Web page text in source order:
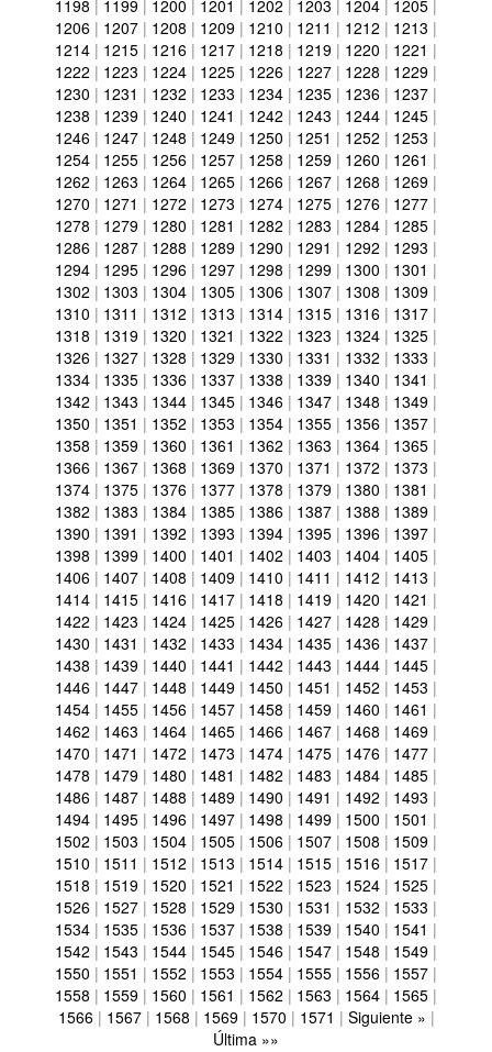
1198 1199 1200 1201 1202 1203 1204 1205
1206 | 1207 | 1208 | 1209 | 1210 | 1211 | 1212 | 1213 |
1214 | 1215 | 1216 | 1217 | 1218 | 1219 | 1220 | 1221 |
1222 | 1223 | 1224 | 1225 | 1226 | 1227 | 1228 | 1229 |
1230 | 1231 | 1232 | 1233 | 1234 | 1235 | 1236 | 1237 |
1238 | 1239 | 1240 | 1241 | 1242 | 1243 | 1244 | 1245 |
1246 | 1247 | 1248 | 1249 | 1250 | 1251 | 1252 | 1253 |
1254 | 1255 | 1256 | 1257 | 1258 | 1259 | 1260 | 1261 |
1262 | 1263 | 1264 | 1265 | 1266 | 1267 | 1268 | 1269 |
1270 | 1271 | 1272 | 1273 | 1274 | 1275 | 1276 | 1277 |
1278 | 1279 | 1280 | 1281 | 1282 | 1283 | 1284 | 1285 |
1286 | 1287 | 1288 | 1289 | 1290 | 1291 | 1292 | 1293 |
1294 | 1295 | 1296 | 1297 | 1298 | 1299 | 1300 | 1301 |
1302 | 1303 | 1304 | 1305 | 1306 | 1307 | 1308 | 1309 |
1310 | 1311 | 1312 | 1313 | 1314 | 1315 | 1316 | 1317 |
1318 | 1319 | 1320 | 1321 | 1322 | 1323 | 1324 | 1325 |
1326 | 1327 | 1328 | 1329 | 1330 | 1331 | 1332 | 1333 |
1334 | 1335 | 1336 | 1337 | 1338 | 1339 | 1340 | 1341 |
1342 | 1343 | 1344 | 1345 | 1346 | 1347 | 1348 | 1349 |
1350 | 1351 | 1352 | 1353 | 1354 | 1355 | 1356 | 1357 |
1358 | 1359 | 1360 | 1361 | 1362 | 1363 | 1364 | 1365 |
1366 | 1367 | 1368 | 1369 | 1370 | 1371 | 1372 | 1373 |
1374 | 1375 | 1376 | 1377 | 1378 | 1379 | 1380 | 1381 |
1382 | 1383 | 1384 | 1385 | 1386 | 1387 | 1388 | 1389 |
1390 | 1391 | 1392 | 1393 | 1394 | 1395 | 1396 | 1397 |
1398 | 1399 | 1400 | 1401 | 1402 | 1403 | 1404 | 1405 |
1406 | 1407 | 1408 | 1409 | 1410 | 1411 | 1412 | 1413 |
1414 | 1415 | 1416 | 1417 | 1418 | 1419 | 1420 | 1421 |
1422 | 1423 | 1424 | 1425 | 1426 | 1427 | 1428 | 1429 |
1430 | 1431 | 1432 | 1433 | 1434 | 1435 | 1436 | 1437 |
1438 | 1439 | 1440 | 1441 | 1442 | 1443 | 1444 | 1445 |
1446 | 1447 | 1448 | 1449 | 1450 | 1451 | 1452 | 1453 |
1454 | 1455 | 1456 | 1457 | 1458 | 1459 | 1460 | 1461 |
1462 | 1463 | 1464 | 1465 | 1466 | 1467 | 1468 | 1469 |
1470 | 1471 | 1472 | 1473 | 1474 | 1475 | 1476 | 1477 |
1478 | 1479 | 1480 | 1481 | 1482 | 1483 | 1484 | 1485 |
1486 | 1487 | 1488 | 1489 | 1490 | 1491 | 1492 | 1493 |
1494 | 1495 | 1496 | 1497 | 1498 | 1499 | 1500 | 1501 |
1502 | 1503 | 1504 | 1505 | 1506 | 1507 | 1508 | 1509 |
1510 | 1511 | 1512 | 1513 | 1514 | 1515 | 1516 | 1517 |
1518 | 1519 | 1520 | 1521 | 1522 | 1523 | 1524 | 1525 |
1526 | 1527 | 1528 | 1529 | 1530 | 1531 | 1532 | 1533 |
1534 | 1535 | 1536 | 1537 | 1538 | 1539 | 1540 | 1541 |
1542 | 1543 | 1544 | 1545 | 1546 | 1547 | 1548 | 1549 |
1550 | 1551 | 1552 | 1553 | 1554 | 1555 | 1556 | 1557 |
1558 | 1559 | 1560 | 1561 | 1562 | 1563 | 1564 | 1565 |
1566| 1567| 1568 | 1569| 1570 | 1571 | Siguiente » |
Última »»